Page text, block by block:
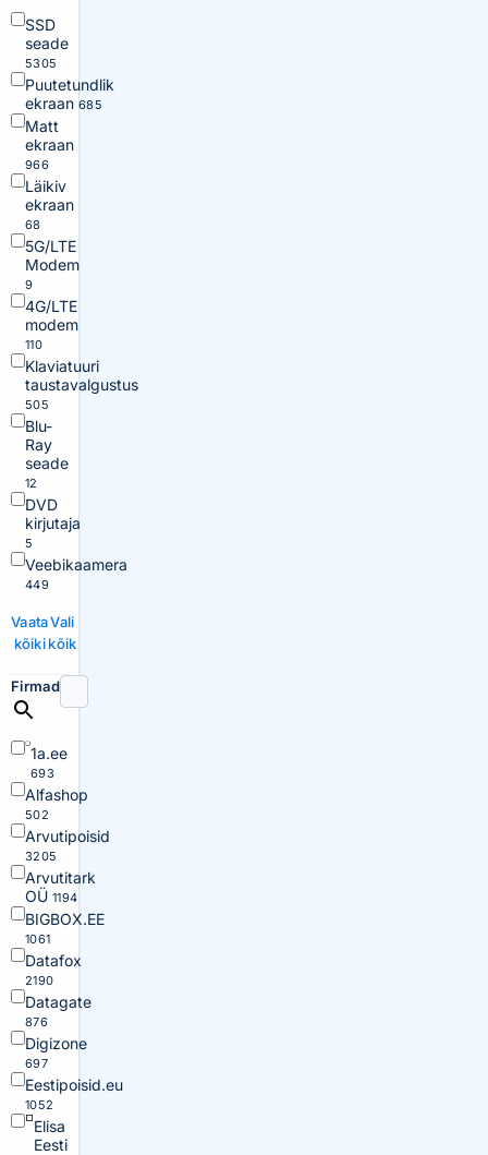
SSD
seade
5305
Puutetundlik
ekraan 685
Matt
ekraan
966
Läikiv
ekraan
68
5G/LTE
Modem
9
4G/LTE
modem
110
Klaviatuuri
taustavalgustus
505
Blu-
Ray
seade
12
DVD
kirjutaja
5
Veebikaamera
449
Vaata
kõiki
Vali
kõik
Firmad
1a.ee
693
Alfashop
502
Arvutipoisid
3205
Arvutitark
OÜ 1194
BIGBOX.EE
1061
Datafox
2190
Datagate
876
Digizone
697
Eestipoisid.eu
1052
Elisa
Eesti